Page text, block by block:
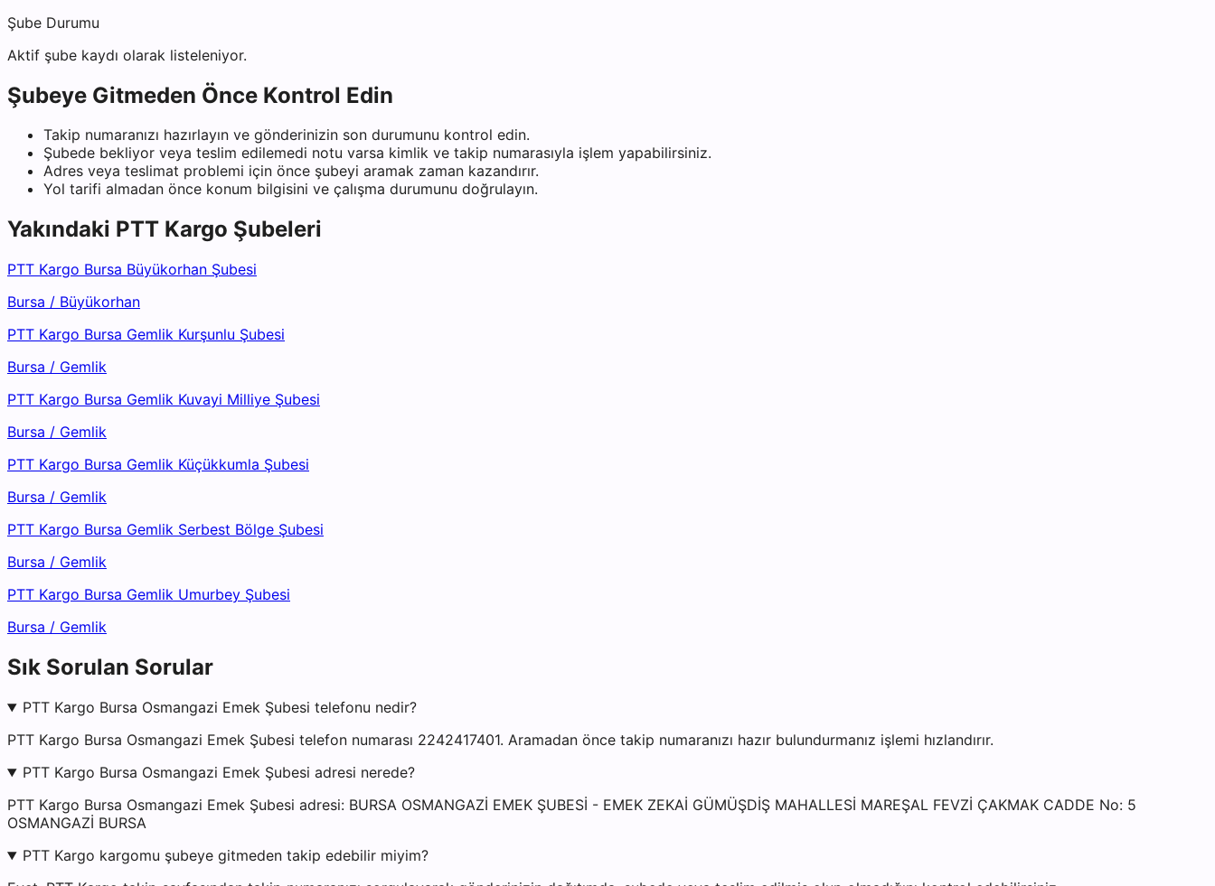
Şube Durumu
Aktif şube kaydı olarak listeleniyor.
Şubeye Gitmeden Önce Kontrol Edin
Takip numaranızı hazırlayın ve gönderinizin son durumunu kontrol edin.
Şubede bekliyor veya teslim edilemedi notu varsa kimlik ve takip numarasıyla işlem yapabilirsiniz.
Adres veya teslimat problemi için önce şubeyi aramak zaman kazandırır.
Yol tarifi almadan önce konum bilgisini ve çalışma durumunu doğrulayın.
Yakındaki PTT Kargo Şubeleri
PTT Kargo Bursa Büyükorhan Şubesi
Bursa / Büyükorhan
PTT Kargo Bursa Gemlik Kurşunlu Şubesi
Bursa / Gemlik
PTT Kargo Bursa Gemlik Kuvayi Milliye Şubesi
Bursa / Gemlik
PTT Kargo Bursa Gemlik Küçükkumla Şubesi
Bursa / Gemlik
PTT Kargo Bursa Gemlik Serbest Bölge Şubesi
Bursa / Gemlik
PTT Kargo Bursa Gemlik Umurbey Şubesi
Bursa / Gemlik
Sık Sorulan Sorular
PTT Kargo Bursa Osmangazi Emek Şubesi telefonu nedir?
PTT Kargo Bursa Osmangazi Emek Şubesi telefon numarası 2242417401. Aramadan önce takip numaranızı hazır bulundurmanız işlemi hızlandırır.
PTT Kargo Bursa Osmangazi Emek Şubesi adresi nerede?
PTT Kargo Bursa Osmangazi Emek Şubesi adresi: BURSA OSMANGAZİ EMEK ŞUBESİ - EMEK ZEKAİ GÜMÜŞDİŞ MAHALLESİ MAREŞAL FEVZİ ÇAKMAK CADDE No: 5
OSMANGAZİ BURSA
PTT Kargo kargomu şubeye gitmeden takip edebilir miyim?